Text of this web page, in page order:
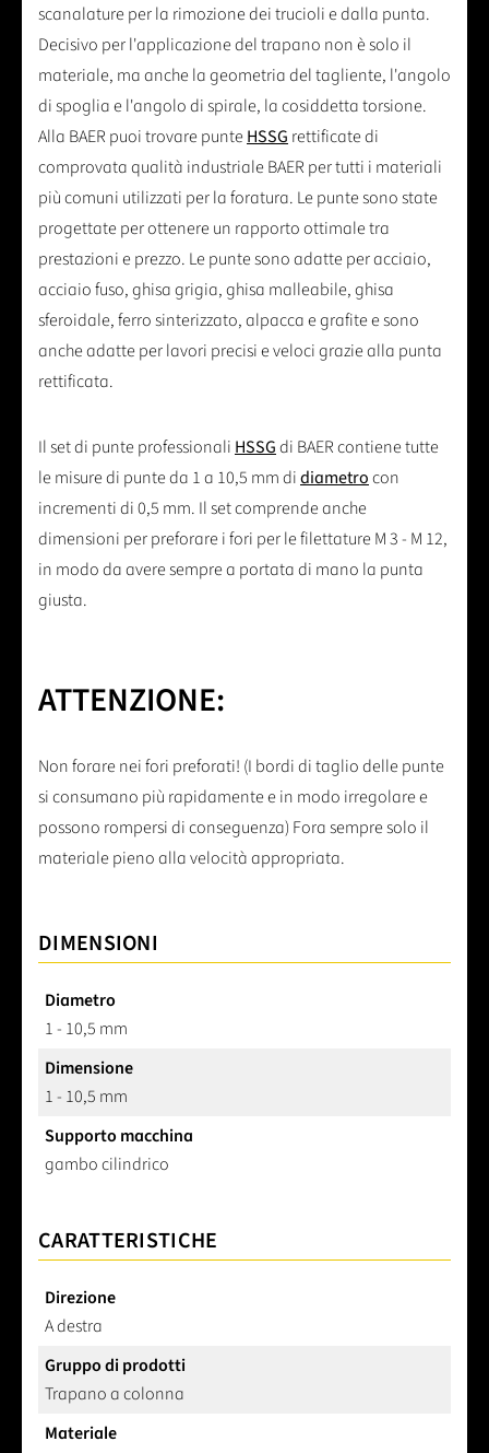
scanalature per la rimozione dei trucioli e dalla punta.
Decisivo per l'applicazione del trapano non è solo il
materiale, ma anche la geometria del tagliente, l'angolo
di spoglia e l'angolo di spirale, la cosiddetta torsione.
Alla BAER puoi trovare punteHSSG rettificate di
comprovata qualità industriale BAER per tutti i materiali
più comuni utilizzati per la foratura. Le punte sono state
progettate per ottenere un rapporto ottimale tra
prestazioni e prezzo. Le punte sono adatte per acciaio,
acciaio fuso, ghisa grigia, ghisa malleabile, ghisa
sferoidale, ferro sinterizzato, alpacca e grafite e sono
anche adatte per lavori precisi e veloci grazie alla punta
rettificata.
Il set di punte professionali HSSGdi BAER contiene tutte
le misure di punte da 1 a 10,5 mm didiametrocon
incrementi di 0,5 mm. Il set comprende anche
dimensioni per preforare i fori per le filettature M 3 - M 12,
in modo da avere sempre a portata di mano la punta
giusta.
ATTENZIONE:
Non forare nei fori preforati! (I bordi di taglio delle punte
si consumano più rapidamente e in modo irregolare e
possono rompersi di conseguenza) Fora sempre solo il
materiale pieno alla velocità appropriata.
DIMENSIONI
Diametro
1 - 10,5 mm
Dimensione
1 - 10,5 mm
Supporto macchina
gambo cilindrico
CARATTERISTICHE
Direzione
A destra
Gruppo di prodotti
Trapano a colonna
Materiale